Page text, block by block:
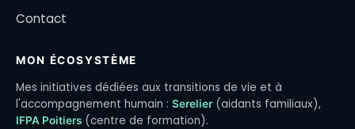
Contact
MON ÉCOSYSTÈME
Mes initiatives dédiées aux transitions de vie et à
l'accompagnement humain : Serelier (aidants familiaux),
IFPA Poitiers (centre de formation).